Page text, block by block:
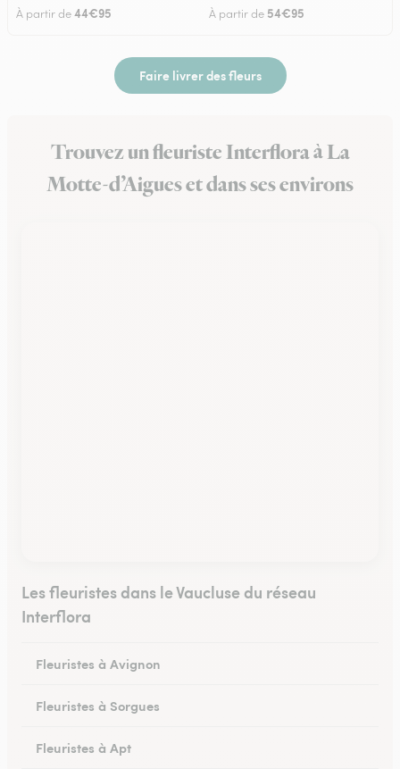
À partir de44€95 À partir de 54€95
Faire livrer des fleurs
Trouvez un fleuriste Interflora à La
Motte-d’Aigues et dans ses environs
Les fleuristes dans le Vaucluse du réseau
Interflora
Fleuristes à Avignon
Fleuristes à Sorgues
Fleuristes à Apt